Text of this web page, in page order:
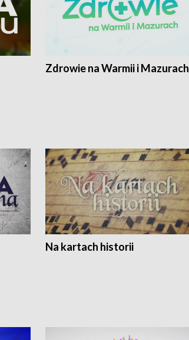
Zdrowie na Warmii i Mazurach
Na kartach historii